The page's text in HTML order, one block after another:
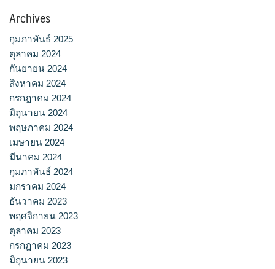
Archives
กุมภาพันธ์ 2025
ตุลาคม 2024
กันยายน 2024
สิงหาคม 2024
กรกฎาคม 2024
มิถุนายน 2024
พฤษภาคม 2024
เมษายน 2024
มีนาคม 2024
กุมภาพันธ์ 2024
มกราคม 2024
ธันวาคม 2023
พฤศจิกายน 2023
ตุลาคม 2023
กรกฎาคม 2023
มิถุนายน 2023